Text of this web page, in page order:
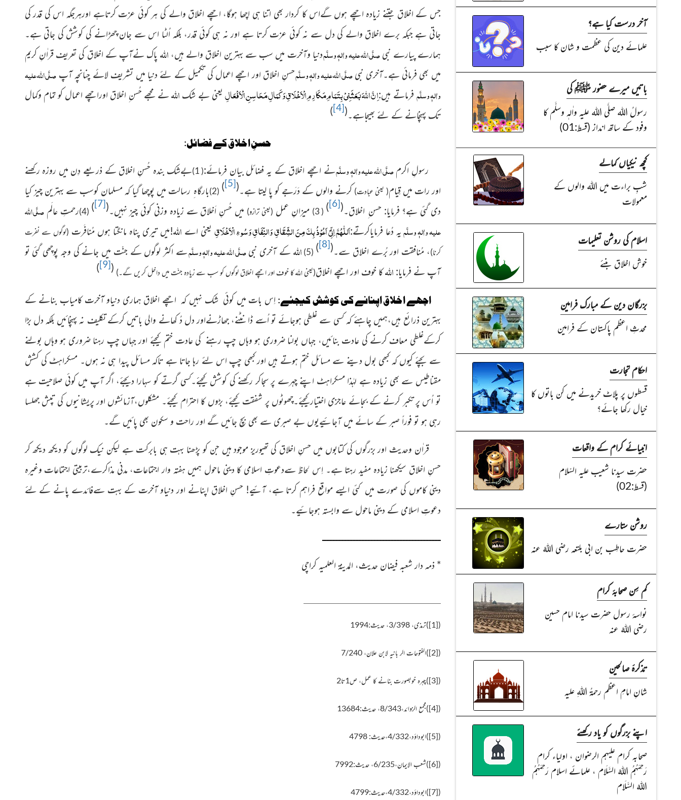
جس کے اخلاق جتنے زیادہ اچھے ہوں گےاس کا کردار بھی اتنا ہی اچھا ہوگا، اچھے اخلاق والے کی ہر کوئی عزت کرتاہے اورہرجگہ اس کی قدر کی
جاتی ہے جبکہ برے اخلاق والے کی دل سے نہ کوئی عزت کرتا ہے اور نہ ہی کوئی قدر، بلکہ اُلٹا اس سے جان چھڑانے کی کوشش کی جاتی ہے۔
ہمارے پیارے نبیصلَّی اللہ علیہ واٰلہٖ وسلَّمدنیا وآخرت میں سب سے بہترین اخلاق والے ہیں، اللہ پاک نےآپ کے اخلاق کی تعریف قراٰنِ کریم
میں بھی فرمائی ہے۔آخری نبیصلَّی اللہ علیہ واٰلہٖ وسلَّمحسنِ اخلاق اور اچھے اعمال کی تکمیل کے لئے دنیا میں تشریف لائے چنانچہ آپ صلَّی اللہ علیہ
واٰلہٖ وسلَّم فرماتے ہیں:ا ِنَّاللهَبَعَثَنِیۡ بِتَمَامِ مَكَارِمِ الْاَخۡلَاقِ وَكَمَالِ مَحَاسِنِ الۡاَ فۡعَالِ یعنی بے شک اللہنے مجھے حُسن ِ اخلاق اوراچھے اعمال کو تمام وکمال
تک پہنچانے کے لئے بھیجاہے۔(
[4]
)
حسنِ اخلاق کے فضائل:
رسولِ اکرمصلَّی اللہ علیہ واٰلہٖ وسلَّمنے اچھے اخلاق کے یہ فضائل بیان فرمائے:( 1)
بےشک بندہ حُسنِ اخلاق کے ذریعے دِن میں روزہ رکھنے
اور رات میں قِیام( یعنی عبادت) کرنے والوں کے دَرَجے کو پا لیتا ہے۔(
[5]
)
(2)
بارگاہ ِ رسالت میں پوچھا گیا کہ مسلمان کوسب سے بہترین چیز کیا
دی گئی ہے؟ فرمایا: حسن ِ اخلاق۔(
[6]
)
( 3) مىزانِ عمل (یعنی ترازو) مىں حُسنِ اَخلاق سے زىادہ وزنى کوئى چىز نہىں۔(
[7]
)
(4) رحمتِ عالَم صلَّی اللہ
علیہ واٰلہٖ وسلَّمیہ دُعا فرمایاکرتے:اَللّٰھُمَّ اِنِّیْ اَعُوْذُ بِکَ مِنَ الشِّقَاقِ وَالنِّفَاقِ وَسُو ءِ الْاَخْلَاقِیعنی اے اللہ!میں تیری پناہ مانگتا ہوں مُنافَرت (لوگوں سے نفرت
کرنا)، مُنافقت اور بُرے اخلاق سے۔(
[8]
)
(5) اللہکے آخری نبیصلَّی اللہ علیہ واٰلہٖ وسلَّمسے اکثر لوگوں کے جنّت میں جانے کی وجہ پوچھی گئی تو
آپ نے فرمایا: اللہکا خوف اور اچھے اخلاق(یعنی اللہکا خوف اور اچھے اخلاق لوگوں کو سب سے زیادہ جنّت میں داخل کریں گے۔) (
[9]
)
اچھے اخلاق اپنانے کی کوشش کیجئے: اِس بات میں کوئی شک نہیں کہ اچھے اخلاق ہماری دنیاو آخرت کامیاب بنانے کے
بہترین ذرائع ہیں،ہمیں چاہئے کہ کسی سے غلطی ہوجائے تو اُسے ڈانٹنے، جھاڑنےاور دل دُ کھانے والی باتیں کرکے تکلیف نہ پہنچائیں بلکہ دل بڑا
کرکےغلطی معاف کرنے کی عادت بنائیں، جہاں بولنا ضروری ہو وہاں چپ رہنے کی عادت ختم کیجئے اور جہاں چپ رہنا ضروری ہو وہاں بولنے
سے بچئے کیوں کہ کبھی بول دینے سے مسائل ختم ہوتے ہیں اور کبھی چپ اس لئے رہا جاتا ہے تاکہ مسائل پیدا ہی نہ ہوں۔ مسکراہٹ کی کشش
مقناطیس سے بھی زیادہ ہے لہٰذا مسکراہٹ اپنے چہرے پر سجاکر رکھنے کی کوشش کیجئے۔کسی گرتے کو سہارا دیجئے، اگر آپ میں کوئی صلاحیت ہے
تو اُس پر تکبر کرنے کے بجائے عاجزی اختیارکیجئے۔چھوٹوں پر شفقت کیجئے، بڑوں کا احترام کیجئے۔ مشکلوں،آزمائشوں اور پریشانیوں کی تپش جھلسا
رہی ہو تو فوراً صبر کے سائے میں آجائیےیوں بے صبری سے بھی بچ جائیں گے اور راحت و سکون بھی پائیں گے۔
قراٰن وحدیث اور بزرگوں کی کتابوں میں حسنِ اخلاق کی تھیوریز موجود ہیں جن کو پڑھنا بہت ہی بابرکت ہے لیکن نیک لوگوں کو دیکھ دیکھ کر
حسنِ اخلاق سیکھنا زیادہ مفید رہتا ہے۔ اِس لحاظ سےدعوتِ اسلامی کا دینی ماحول ہمیں ہفتہ وار اجتماعات، مدنی مذاکرے،تربیتی اجتماعات وغیرہ
دینی کاموں کی صورت میں کئی ایسے مواقع فراہم کرتا ہے، آئیے! حسنِ اخلاق اپنانے اور دنیاو آخرت کے بہت سےفائدے پانے کے لئے
دعوتِ اسلامی کے دینی ماحول سے وابستہ ہوجائیے۔
ــــــــــــــــــــــــــــــــــــــــــــــــــــــــــــــــــــــــــــــ
* ذمہ دار شعبہ فیضان حدیث، المدینۃ العلمیہ کراچی
(
[1]
)ترمذی، 3/398، حدیث:1994
(
[2]
)الفتوحات الر بانیہ لابن علان، 7/240
(
[3]
)چہرہ خوبصورت بنانے کا عمل، ص1تا2
(
[4]
)مجمع الزوائد،8/343، حدیث:13684
(
[5]
)ابوداؤد،4/332،حدیث: 4798
(
[6]
)شعب الایمان،6/235، حدیث:7992
(
[7]
)ابوداؤد،4/332،حدیث:4799
آخر درست کیا ہے؟
علمائے دین کی عظمت و شان کا سبب
باتیں میرے حضور ﷺ کی
رسولُ اللہ صلَّی اللہ علیہ واٰلہٖ وسلَّم کا
وفود کے ساتھ انداز (قسط:01)
کچھ نیکیاں کمالے
شبِ براءت میں اللہ والوں کے
معمولات
اسلام کی روشن تعلیمات
خوش اخلاق بنئے
بزرگان دین کے مبارک فرامین
محدثِ اعظم پاکستان کے فرامین
احکام تجارت
قسطوں پر پلاٹ خریدنے میں کن باتوں کا
خیال رکھا جائے؟
انبیائے کرام کے واقعات
حضرت سیدنا شعیب علیہ السّلام
(قسط:02)
روشن ستارے
حضرت حاطِب بن ابی بلتعہ رضی اللہُ عنہ
کم سِن صحابۂ کرام
نواسۂ رسول حضرت سیدنا امام حسین
رضی اللہُ عنہ
تذکرۂ صالحین
شانِ امامِ اعظم رحمۃُ اللہِ علیہ
اپنے بزرگوں کو یاد رکھئے
صحابہ کرام علیہم الرضوان ، اولیاء کرام
رَحِمَہُمُ اللہُ السَّلَام ، علمائے اسلام رَحِمَہُمُ
اللہُ السَّلَام